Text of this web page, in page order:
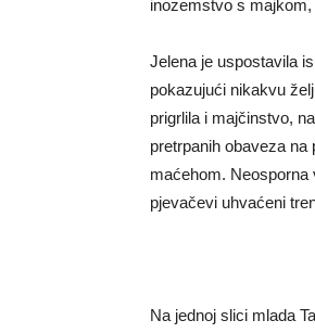
inozemstvo s
Jelena je uspostavila
pokazujući nikakvu
prigrlila i majčinstvo,
pretrpanih obaveza
maćehom. Neosporna
pjevačevi uhvaćeni
Na jednoj slici mlada